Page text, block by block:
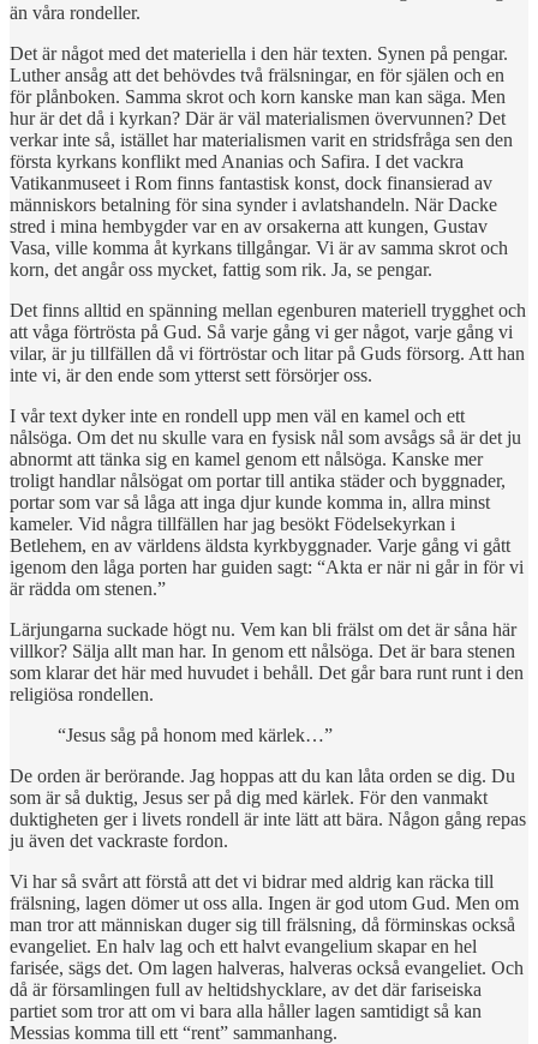
än våra rondeller.
Det är något med det materiella i den här texten. Synen på pengar.
Luther ansåg att det behövdes två frälsningar, en för själen och en
för plånboken. Samma skrot och korn kanske man kan säga. Men
hur är det då i kyrkan? Där är väl materialismen övervunnen? Det
verkar inte så, istället har materialismen varit en stridsfråga sen den
första kyrkans konflikt med Ananias och Safira. I det vackra
Vatikanmuseet i Rom finns fantastisk konst, dock finansierad av
människors betalning för sina synder i avlatshandeln. När Dacke
stred i mina hembygder var en av orsakerna att kungen, Gustav
Vasa, ville komma åt kyrkans tillgångar. Vi är av samma skrot och
korn, det angår oss mycket, fattig som rik. Ja, se pengar.
Det finns alltid en spänning mellan egenburen materiell trygghet och
att våga förtrösta på Gud. Så varje gång vi ger något, varje gång vi
vilar, är ju tillfällen då vi förtröstar och litar på Guds försorg. Att han
inte vi, är den ende som ytterst sett försörjer oss.
I vår text dyker inte en rondell upp men väl en kamel och ett
nålsöga. Om det nu skulle vara en fysisk nål som avsågs så är det ju
abnormt att tänka sig en kamel genom ett nålsöga. Kanske mer
troligt handlar nålsögat om portar till antika städer och byggnader,
portar som var så låga att inga djur kunde komma in, allra minst
kameler. Vid några tillfällen har jag besökt Födelsekyrkan i
Betlehem, en av världens äldsta kyrkbyggnader. Varje gång vi gått
igenom den låga porten har guiden sagt: “Akta er när ni går in för vi
är rädda om stenen.”
Lärjungarna suckade högt nu. Vem kan bli frälst om det är såna här
villkor? Sälja allt man har. In genom ett nålsöga. Det är bara stenen
som klarar det här med huvudet i behåll. Det går bara runt runt i den
religiösa rondellen.
“Jesus såg på honom med kärlek…”
De orden är berörande. Jag hoppas att du kan låta orden se dig. Du
som är så duktig, Jesus ser på dig med kärlek. För den vanmakt
duktigheten ger i livets rondell är inte lätt att bära. Någon gång repas
ju även det vackraste fordon.
Vi har så svårt att förstå att det vi bidrar med aldrig kan räcka till
frälsning, lagen dömer ut oss alla. Ingen är god utom Gud. Men om
man tror att människan duger sig till frälsning, då förminskas också
evangeliet. En halv lag och ett halvt evangelium skapar en hel
farisée, sägs det. Om lagen halveras, halveras också evangeliet. Och
då är församlingen full av heltidshycklare, av det där fariseiska
partiet som tror att om vi bara alla håller lagen samtidigt så kan
Messias komma till ett “rent” sammanhang.